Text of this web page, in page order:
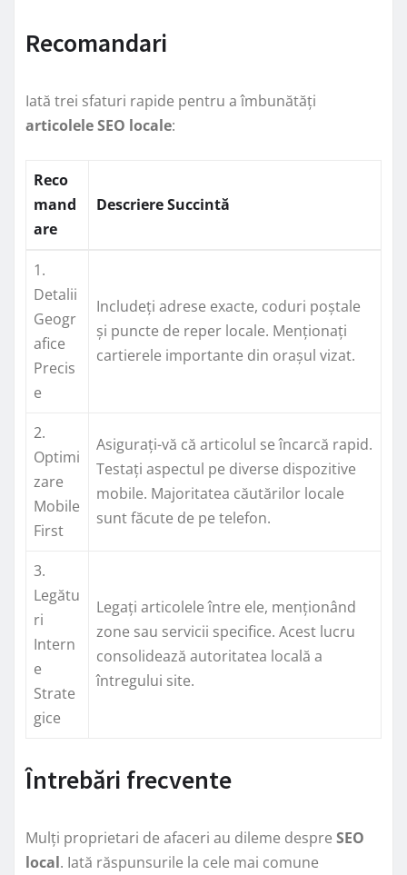
Recomandari
Iată trei sfaturi rapide pentru a îmbunătăți
articolele SEO locale:
Reco
mand
are
Descriere Succintă
1.
Detalii
Geogr
afice
Precis
e
Includeți adrese exacte, coduri poștale
și puncte de reper locale. Menționați
cartierele importante din orașul vizat.
2.
Optimi
zare
Mobile
First
Asigurați-vă că articolul se încarcă rapid.
Testați aspectul pe diverse dispozitive
mobile. Majoritatea căutărilor locale
sunt făcute de pe telefon.
3.
Legătu
ri
Intern
e
Strate
gice
Legați articolele între ele, menționând
zone sau servicii specifice. Acest lucru
consolidează autoritatea locală a
întregului site.
Întrebări frecvente
Mulți proprietari de afaceri au dileme despre SEO
local. Iată răspunsurile la cele mai comune